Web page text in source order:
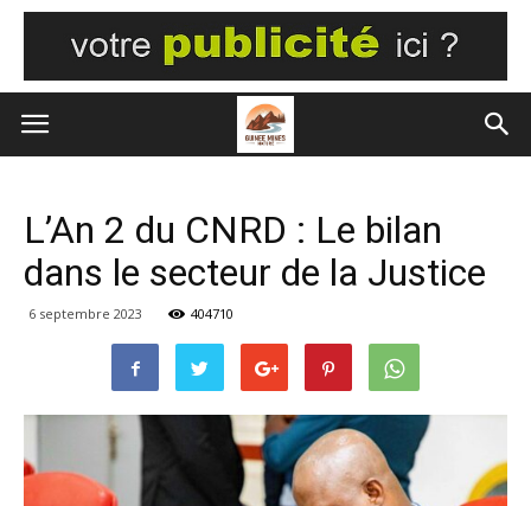
L’An 2 du CNRD : Le bilan
dans le secteur de la Justice
6 septembre 2023 404710